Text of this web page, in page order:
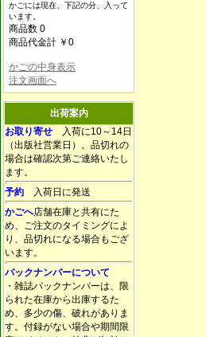
かごには現在、下記の分、入って
います。
商品数 0
商品代金計 ￥0
かごの中身表示
注文画面へ
出荷案内
お取り寄せ 入荷に10～14日
（出版社営業日）。品切れの
場合は確認次第ご連絡いたし
ます。
予約 入荷日に発送
かごへ店舗在庫と共有にた
め、ご注文のタイミングによ
り、品切れになる場合もござ
います。
バックナンバーについて
・雑誌バックナンバーは、限
られた在庫から出庫するた
め、多少の傷、破れがありま
す。付録がない場合や期間限